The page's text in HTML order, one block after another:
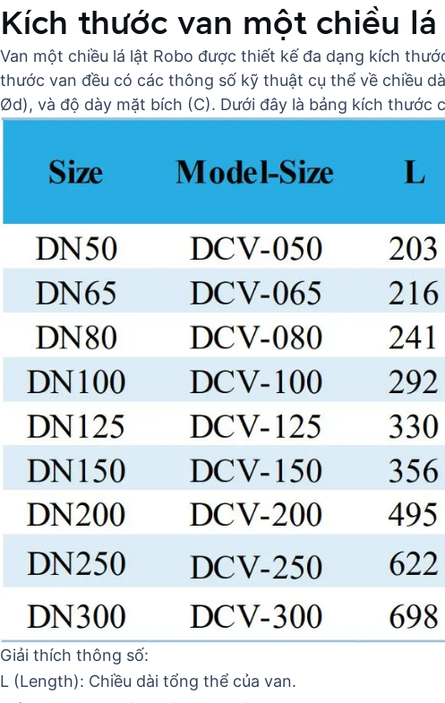
Kích thước van một chiều
Van một chiều lá lật Robo được thiết kế đa dạng kích
thước van đều có các thông số kỹ thuật cụ thể về chiều
Ød), và độ dày mặt bích (C). Dưới đây là bảng kích thước
Giải thích thông số:
L (Length): Chiều dài tổng thể của van.